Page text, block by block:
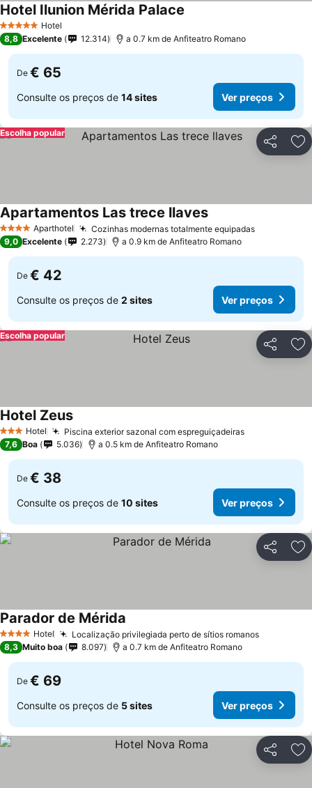
5 Estrelas Hotel
Hotel Ilunion Mérida Palace
8,8 Excelente 12.314 a 0.7 km de Anfiteatro Romano
De € 65
Consulte os preços de 14 sites Ver preços
Partilhar
Escolha popular
4 EstrelasAparthotel Cozinhas modernas totalmente equipadasVer preços
Apartamentos Las trece llavesVer preços
9,0 Excelente 2.273 a 0.9 km de Anfiteatro Romano
De € 42
Consulte os preços de 2 sites Ver preços
Partilhar
Escolha popular
3 EstrelasHotel Piscina exterior sazonal com espreguiçadeirasVer preços
Hotel ZeusVer preços
7,6 Boa 5.036 a 0.5 km de Anfiteatro Romano
De € 38
Consulte os preços de 10 sites Ver preços
Partilhar
4 EstrelasHotel Localização privilegiada perto de sítios romanosVer
Parador de Mérida
8,3 Muito boa 8.097 a 0.7 km de Anfiteatro Romano
De € 69
Consulte os preços de 5 sites Ver preços
Partilhar